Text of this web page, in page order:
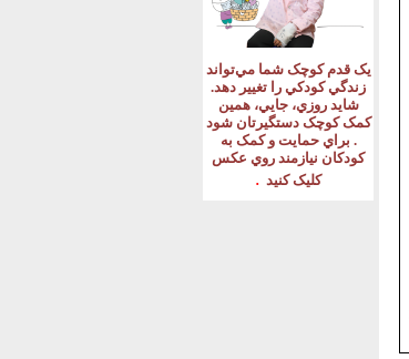
يک قدم کوچک شما مي‌تواند
زندگي کودکي را تغيير دهد.
شايد روزي، جايي، همين
کمک کوچک دستگيرتان شود
. براي حمايت و کمک به
کودکان نيازمند روي عکس
کليک کنيد .